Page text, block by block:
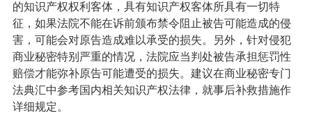
的知识产权权利客体，具有知识产权客体所具有一切特
征，如果法院不能在诉前颁布禁令阻止被告可能造成的侵
害，可能会对原告造成难以承受的损失。另外，针对侵犯
商业秘密特别严重的情况，法院应当判处被告承担惩罚性
赔偿才能弥补原告可能遭受的损失。建议在商业秘密专门
法典汇中参考国内相关知识产权法律，就事后补救措施作
详细规定。